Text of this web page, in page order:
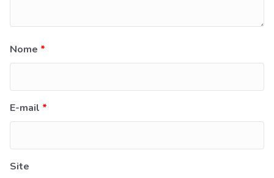
Nome *
E-mail *
Site